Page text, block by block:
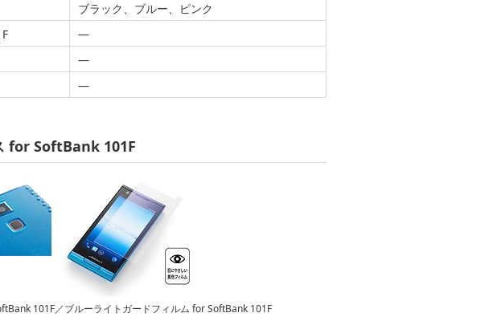
ブラック、ブルー、ピンク
—
—
—
for SoftBank 101F
101F／ブルーライトガードフィルム for SoftBank 101F